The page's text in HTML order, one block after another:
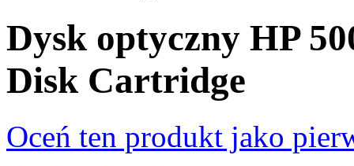
Dysk optyczny HP
Disk Cartridge
Oceń ten produkt jako